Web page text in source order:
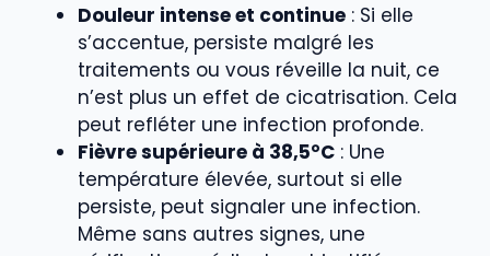
Douleur intense et continue : Si elle
s’accentue, persiste malgré les
traitements ou vous réveille la nuit, ce
n’est plus un effet de cicatrisation. Cela
peut refléter une infection profonde.
Fièvre supérieure à 38,5°C : Une
température élevée, surtout si elle
persiste, peut signaler une infection.
Même sans autres signes, une